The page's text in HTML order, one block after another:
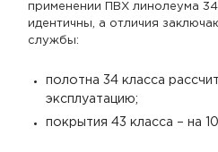
применении ПВХ линолеума 34
идентичны, а отличия
службы:
полотна 34 класса
эксплуатацию;
покрытия 43 класса – на